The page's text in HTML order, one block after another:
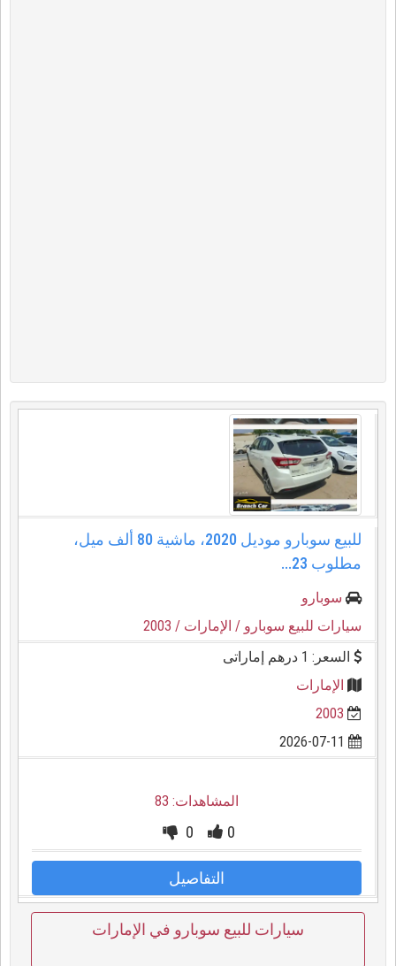
للبيع سوبارو موديل 2020، ماشية 80 ألف ميل،
مطلوب 23...
سوبارو
سيارات للبيع سوبارو / الإمارات / 2003
السعر: 1 درهم إماراتى
الإمارات
2003
المشاهدات: 83
0
0
التفاصيل
سيارات للبيع سوبارو في الإمارات